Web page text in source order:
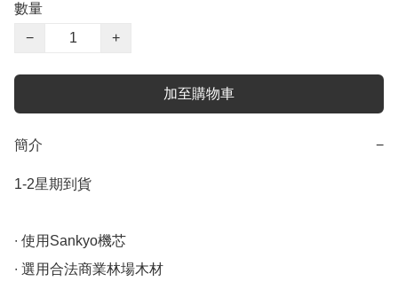
數量
−
+
加至購物車
簡介 −
1-2星期到貨
∙ 使用Sankyo機芯
∙ 選用合法商業林場木材